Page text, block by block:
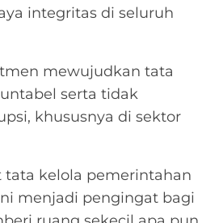
integritas di seluruh
mewujudkan tata
serta tidak
khususnya di sektor
tata kelola pemerintahan
menjadi pengingat bagi